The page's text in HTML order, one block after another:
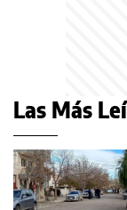
Las Más